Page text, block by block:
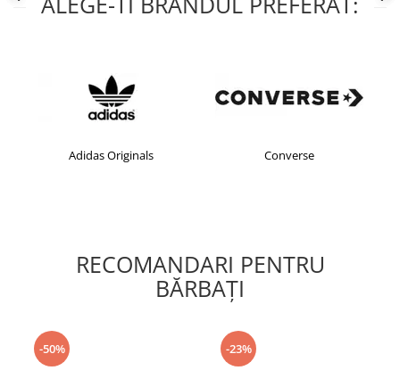
Adidas Originals Converse
RECOMANDARI PENTRU
BĂRBAŢI
-50% -23%